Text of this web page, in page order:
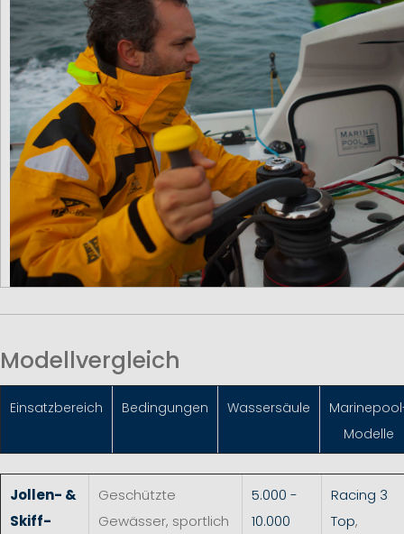
Modellvergleich
Einsatzbereich Bedingungen Wassersäule
Modelle
Jollen- &
Skiff-
Geschützte
Gewässer, sportlich
5.000 -
10.000
Racing 3
Top,